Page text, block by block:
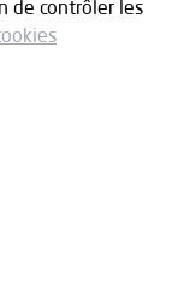
de contrôler les